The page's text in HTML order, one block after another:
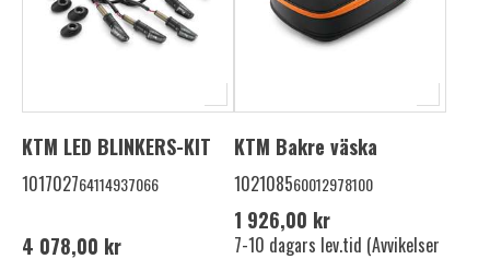
KTM LED BLINKERS-KIT
101702764114937066
4 078,00 kr
KTM Bakre väska
102108560012978100
1 926,00 kr
7-10 dagars lev.tid (Avvikelser